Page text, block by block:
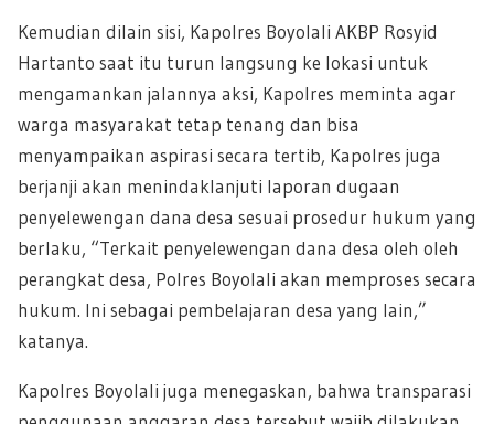
Kemudian dilain sisi, Kapolres Boyolali AKBP Rosyid
Hartanto saat itu turun langsung ke lokasi untuk
mengamankan jalannya aksi, Kapolres meminta agar
warga masyarakat tetap tenang dan bisa
menyampaikan aspirasi secara tertib, Kapolres juga
berjanji akan menindaklanjuti laporan dugaan
penyelewengan dana desa sesuai prosedur hukum yang
berlaku, “Terkait penyelewengan dana desa oleh oleh
perangkat desa, Polres Boyolali akan memproses secara
hukum. Ini sebagai pembelajaran desa yang lain,”
katanya.
Kapolres Boyolali juga menegaskan, bahwa transparasi